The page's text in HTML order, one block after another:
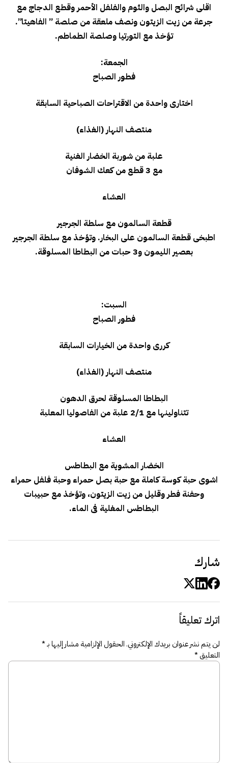
اقلى شرائح البصل والثوم والفلفل الأحمر وقطع الدجاج مع
جرعة من زيت الزيتون ونصف ملعقة من صلصة ” الفاهيتا”.
تؤخذ مع التورتيا وصلصة الطماطم.
الجمعة:
فطور الصباح
اختارى واحدة من الاقتراحات الصباحية السابقة
منتصف النهار (الغذاء)
علبة من شوربة الخضار الغنية
مع 3 قطع من كعك الشوفان
العشاء
قطعة السالمون مع سلطة الجرجير
اطبخى قطعة السالمون على البخار. وتؤخذ مع سلطة الجرجير
بعصير الليمون و3 حبات من البطاطا المسلوقة.
السبت:
فطور الصباح
كررى واحدة من الخيارات السابقة
منتصف النهار (الغذاء)
البطاطا المسلوقة لحرق الدهون
تتناولينها مع 2/1 علبة من الفاصوليا المعلبة
العشاء
الخضار المشوية مع البطاطس
اشوى حبة كوسة كاملة مع حبة بصل حمراء وحبة فلفل حمراء
وحفنة فطر وقليل من زيت الزيتون، وتؤخذ مع حبيبات
البطاطس المغلية فى الماء.
شارك
اترك تعليقاً
لن يتم نشر عنوان بريدك الإلكتروني.الحقول الإلزامية مشار إليها بـ*
التعليق*